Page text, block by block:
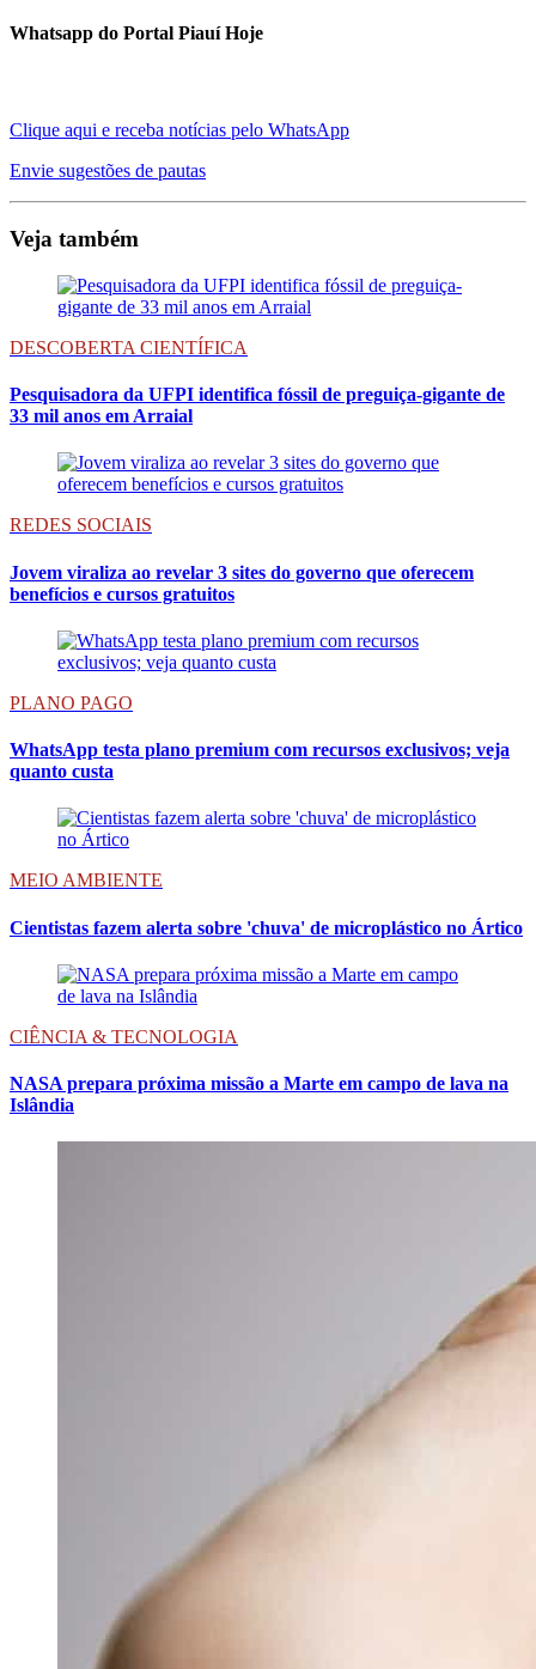
Whatsapp do Portal Piauí Hoje
Clique aqui e receba notícias pelo WhatsApp
Envie sugestões de pautas
Veja também
DESCOBERTA CIENTÍFICA
Pesquisadora da UFPI identifica fóssil de preguiça-gigante de
33 mil anos em Arraial
REDES SOCIAIS
Jovem viraliza ao revelar 3 sites do governo que oferecem
benefícios e cursos gratuitos
PLANO PAGO
WhatsApp testa plano premium com recursos exclusivos; veja
quanto custa
MEIO AMBIENTE
Cientistas fazem alerta sobre 'chuva' de microplástico no Ártico
CIÊNCIA & TECNOLOGIA
NASA prepara próxima missão a Marte em campo de lava na
Islândia